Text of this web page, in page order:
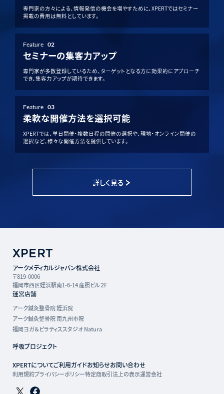
専門家の方々による、情報発信の機会を増やすために、XPERTではセミナー
掲載の費用は無料としています。
Feature 02
セミナーの集客力アップ
専門家が多数登録しているため、ターゲットとなる方に効果的にアプローチ
でき、集客力アップが期待できます。
Feature 03
柔軟な開催方法を選択可能
XPERTでは、単日開催・複数日程の開催の選択や、現地・オンライン開催の
選択など、様々な開催方法を提供しています。
詳しく見る
アークメディカルジャパン株式会社
〒819-0006
福岡市西区姪浜駅南1-6-14 産照ビル２F
運営店舗
アーク鍼灸整骨院 姪浜院
アーク鍼灸整骨院 南九州市院
福岡ヨガ＆ピラティススタジオ Natura
呼吸プロジェクト
XPERTについてご利用ガイドお知らせお問い合わせ
利用規約プライバシーポリシー特定商取引法上の表示運営会社